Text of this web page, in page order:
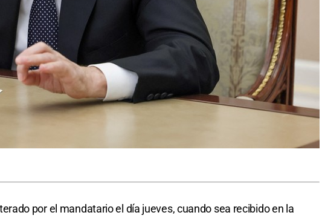
por el mandatario el día jueves, cuando sea recibido en la